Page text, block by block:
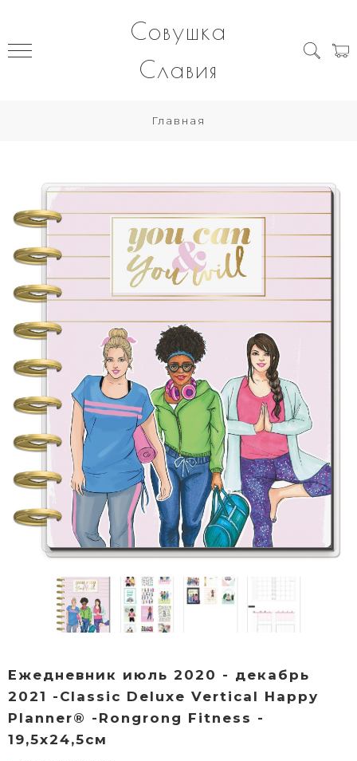
Совушка
Славия
Главная
Ежедневник июль 2020 - декабрь
2021 -Classic Deluxe Vertical Happy
Planner® -Rongrong Fitness -
19,5х24,5см